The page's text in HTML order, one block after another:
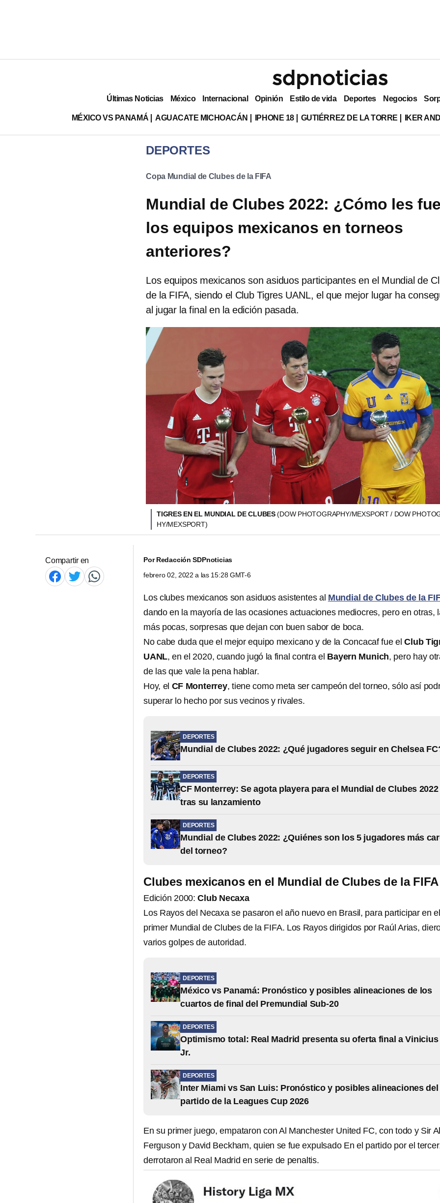
Últimas Noticias México Internacional Opinión Estilo de vida Deportes Negocios
MÉXICO VS PANAMÁ AGUACATE MICHOACÁN IPHONE 18 GUTIÉRREZ DE LA TORRE IKER
DEPORTES
Copa Mundial de Clubes de la FIFA
Mundial de Clubes 2022: ¿Cómo les
los equipos mexicanos en torneos
anteriores?
Los equipos mexicanos son asiduos participantes en el Mundial de
de la FIFA, siendo el Club Tigres UANL, el que mejor lugar ha
al jugar la final en la edición pasada.
TIGRES EN EL MUNDIAL DE CLUBES(DOW PHOTOGRAPHY/MEXSPORT / DOW
HY/MEXSPORT)
Compartir en PorRedacción SDPnoticias
febrero 02, 2022 a las 15:28 GMT-6
Los clubes mexicanos son asiduos asistentes al Mundial de Clubes de la
dando en la mayoría de las ocasiones actuaciones mediocres, pero en otras,
más pocas, sorpresas que dejan con buen sabor de boca.
No cabe duda que el mejor equipo mexicano y de la Concacaf fue elClub
UANL, en el 2020, cuando jugó la final contra el Bayern Munich, pero hay
de las que vale la pena hablar.
Hoy, el CF Monterrey, tiene como meta ser campeón del torneo, sólo así
superar lo hecho por sus vecinos y rivales.
DEPORTES
Mundial de Clubes 2022: ¿Qué jugadores seguir en Chelsea
DEPORTES
CF Monterrey: Se agota playera para el Mundial de Clubes 2022
tras su lanzamiento
DEPORTES
Mundial de Clubes 2022: ¿Quiénes son los 5 jugadores más
del torneo?
Clubes mexicanos en el Mundial de Clubes de la FIFA
Edición 2000:Club Necaxa
Los Rayos del Necaxa se pasaron el año nuevo en Brasil, para participar en el
primer Mundial de Clubes de la FIFA. Los Rayos dirigidos por Raúl Arias,
varios golpes de autoridad.
DEPORTES
México vs Panamá: Pronóstico y posibles alineaciones de los
cuartos de final del Premundial Sub-20
DEPORTES
Optimismo total: Real Madrid presenta su oferta final a Vinicius
Jr.
DEPORTES
Inter Miami vs San Luis: Pronóstico y posibles alineaciones del
partido de la Leagues Cup 2026
En su primer juego, empataron con Al Manchester United FC, con todo y Sir
Ferguson y David Beckham, quien se fue expulsado En el partido por el
derrotaron al Real Madrid en serie de penaltis.